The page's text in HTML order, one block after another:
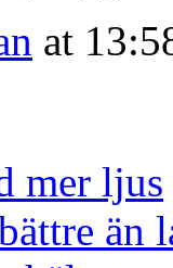
at
mer ljus
än